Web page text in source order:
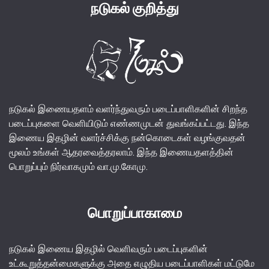
நடுகல் குறித்து
நடுகல் இணையதளம் வளர்ந்துவரும் படைப்பாளிகளின் சிறந்த
படைப்புகளை வெளியிடும் எண்ணமுடன் துவங்கப்பட்டது. இந்த
இணைய இதழின் வளர்ச்சிக்கு நன்கொடைகள் வழங்குவதன்
மூலம் உங்கள் ஆதரவைத்தரலாம். இந்த இணையதளத்தின்
பொறுப்பும் நிர்வாகமும் வா.மு.கோமு.
பொறுப்பாகாமை
நடுகல் இணைய இதழில் வெளிவரும் படைப்புகளின்
உட்கூறுத்தன்மைகளுக்கு அதை எழுதிய படைப்பாளிகள் மட்டுமே